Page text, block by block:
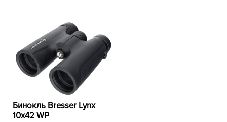
Бинокль Bresser Lynx
10x42 WP